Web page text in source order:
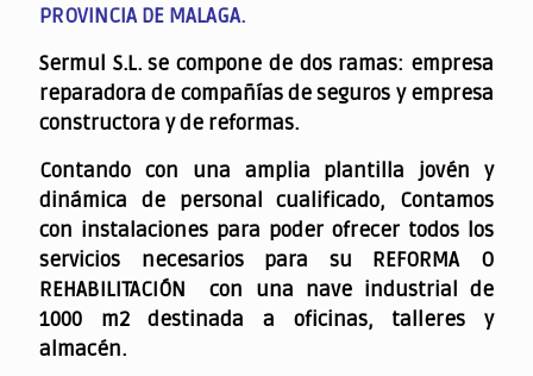
PROVINCIA DE MALAGA.
Sermul S.L. se compone de dos ramas: empresa
reparadora de compañías de seguros y empresa
constructora y de reformas.
Contando con una amplia plantilla jovén y
dinámica de personal cualificado, Contamos
con instalaciones para poder ofrecer todos los
servicios necesarios para su REFORMA O
REHABILITACIÓN con una nave industrial de
1000 m2 destinada a oficinas, talleres y
almacén.